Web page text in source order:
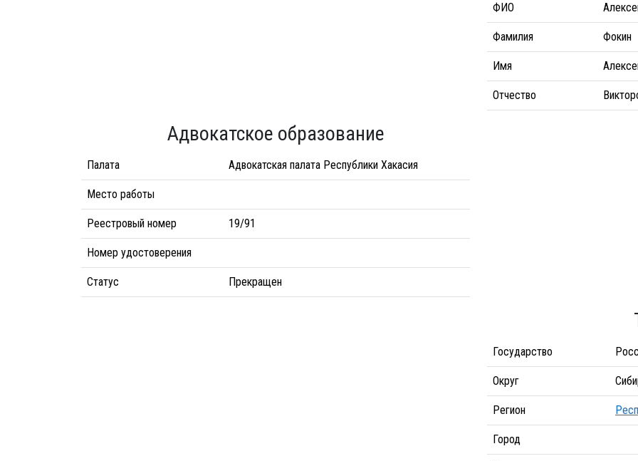
ФИО
Фамилия Фокин
Имя
Отчество
Адвокатское образование
Палата Адвокатская палата Республики Хакасия
Место работы
Реестровый номер 19/91
Номер удостоверения
Статус Прекращен
Государство
Округ
Регион
Город